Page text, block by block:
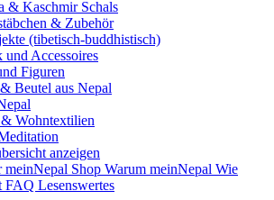
& Kaschmir Schals
& Zubehör
(tibetisch-buddhistisch)
und Accessoires
Figuren
Beutel aus Nepal
Wohntextilien
anzeigen
meinNepal Shop Warum meinNepal Wie
FAQ Lesenswertes